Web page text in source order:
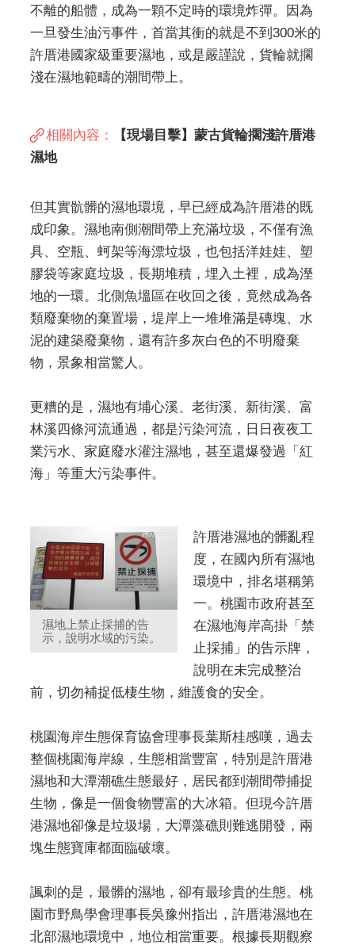
不離的船體，成為一顆不定時的環境炸彈。因為
一旦發生油污事件，首當其衝的就是不到300米的
許厝港國家級重要濕地，或是嚴謹說，貨輪就擱
淺在濕地範疇的潮間帶上。
相關內容：
【現場目擊】蒙古貨輪擱淺許厝港
濕地
但其實骯髒的濕地環境，早已經成為許厝港的既
成印象。濕地南側潮間帶上充滿垃圾，不僅有漁
具、空瓶、蚵架等海漂垃圾，也包括洋娃娃、塑
膠袋等家庭垃圾，長期堆積，埋入土裡，成為溼
地的一環。北側魚塭區在收回之後，竟然成為各
類廢棄物的棄置場，堤岸上一堆堆滿是磚塊、水
泥的建築廢棄物，還有許多灰白色的不明廢棄
物，景象相當驚人。
更糟的是，濕地有埔心溪、老街溪、新街溪、富
林溪四條河流通過，都是污染河流，日日夜夜工
業污水、家庭廢水灌注濕地，甚至還爆發過「紅
海」等重大污染事件。
濕地上禁止採捕的告
示，說明水域的污染。
許厝港濕地的髒亂程
度，在國內所有濕地
環境中，排名堪稱第
一。桃園市政府甚至
在濕地海岸高掛「禁
止採捕」的告示牌，
說明在未完成整治
前，切勿補捉低棲生物，維護食的安全。
桃園海岸生態保育協會理事長葉斯桂感嘆，過去
整個桃園海岸線，生態相當豐富，特別是許厝港
濕地和大潭潮礁生態最好，居民都到潮間帶捕捉
生物，像是一個食物豐富的大冰箱。但現今許厝
港濕地卻像是垃圾場，大潭藻礁則難逃開發，兩
塊生態寶庫都面臨破壞。
諷刺的是，最髒的濕地，卻有最珍貴的生態。桃
園市野鳥學會理事長吳豫州指出，許厝港濕地在
北部濕地環境中，地位相當重要。根據長期觀察